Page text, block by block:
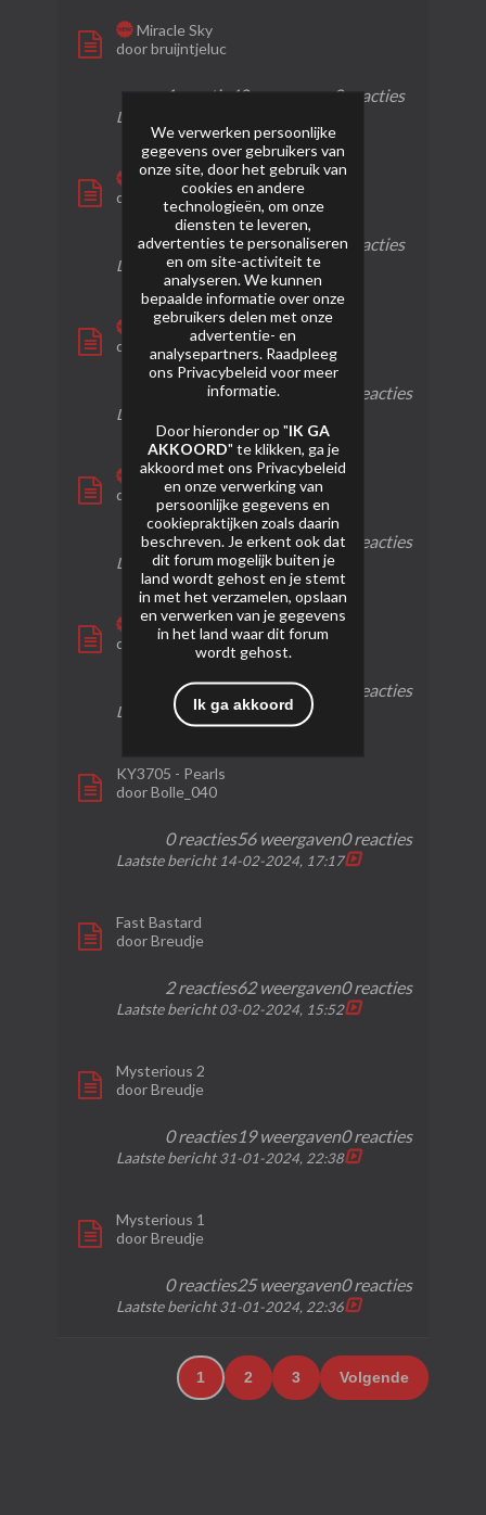
Miracle Sky
doorbruijntjeluc
1 reactie40 weergaven0 reacties
Laatste bericht
New York
door
bruijntjeluc
1 reactie 15 weergaven0 reacties
Laatste bericht14-12-2024, 02:36
Dragon
door
bruijntjeluc
0 reacties20 weergaven 0 reacties
Laatste bericht
Altijd larstig en rob gasd'rop
door
bruijntjeluc
0 reacties26 weergaven0 reacties
Laatste bericht 23-09-2024, 23:30
Starship
door
bruijntjeluc
0 reacties28 weergaven 0 reacties
Laatste bericht23-09-2024, 23:27
KY3705 - Pearls
doorBolle_040
0 reacties56 weergaven0 reacties
Laatste bericht 14-02-2024, 17:17
Fast Bastard
doorBreudje
2 reacties62 weergaven0 reacties
Laatste bericht 03-02-2024, 15:52
Mysterious 2
doorBreudje
0 reacties19 weergaven0 reacties
Laatste bericht 31-01-2024, 22:38
Mysterious 1
doorBreudje
0 reacties25 weergaven0 reacties
Laatste bericht 31-01-2024, 22:36
1 2 3 Volgende
We verwerken persoonlijke
gegevens over gebruikers van
onze site, door het gebruik van
cookies en andere
technologieën, om onze
diensten te leveren,
advertenties te personaliseren
en om site-activiteit te
analyseren. We kunnen
bepaalde informatie over onze
gebruikers delen met onze
advertentie- en
analysepartners. Raadpleeg
ons Privacybeleid voor meer
informatie.
Door hieronder op "IK GA
AKKOORD" te klikken, ga je
akkoord met ons Privacybeleid
en onze verwerking van
persoonlijke gegevens en
cookiepraktijken zoals daarin
beschreven. Je erkent ook dat
dit forum mogelijk buiten je
land wordt gehost en je stemt
in met het verzamelen, opslaan
en verwerken van je gegevens
in het land waar dit forum
wordt gehost.
Ik ga akkoord